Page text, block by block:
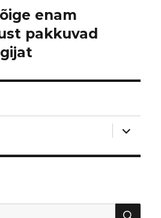
enam
pakkuvad
laienda